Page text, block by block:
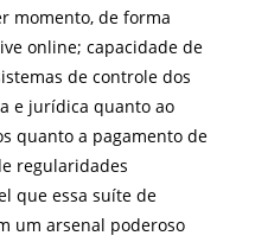
momento, de forma
online; capacidade de
de controle dos
e jurídica quanto ao
quanto a pagamento de
regularidades
que essa suíte de
um arsenal poderoso